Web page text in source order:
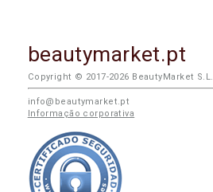
beautymarket.pt
Copyright © 2017-2026 BeautyMarket S.L.
info@beautymarket.pt
Informação corporativa